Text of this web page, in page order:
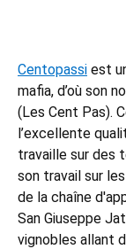
Centopassi est
mafia, d’où son
(Les Cent Pas).
l’excellente
travaille sur des
son travail sur
de la chaîne
San Giuseppe
vignobles allant